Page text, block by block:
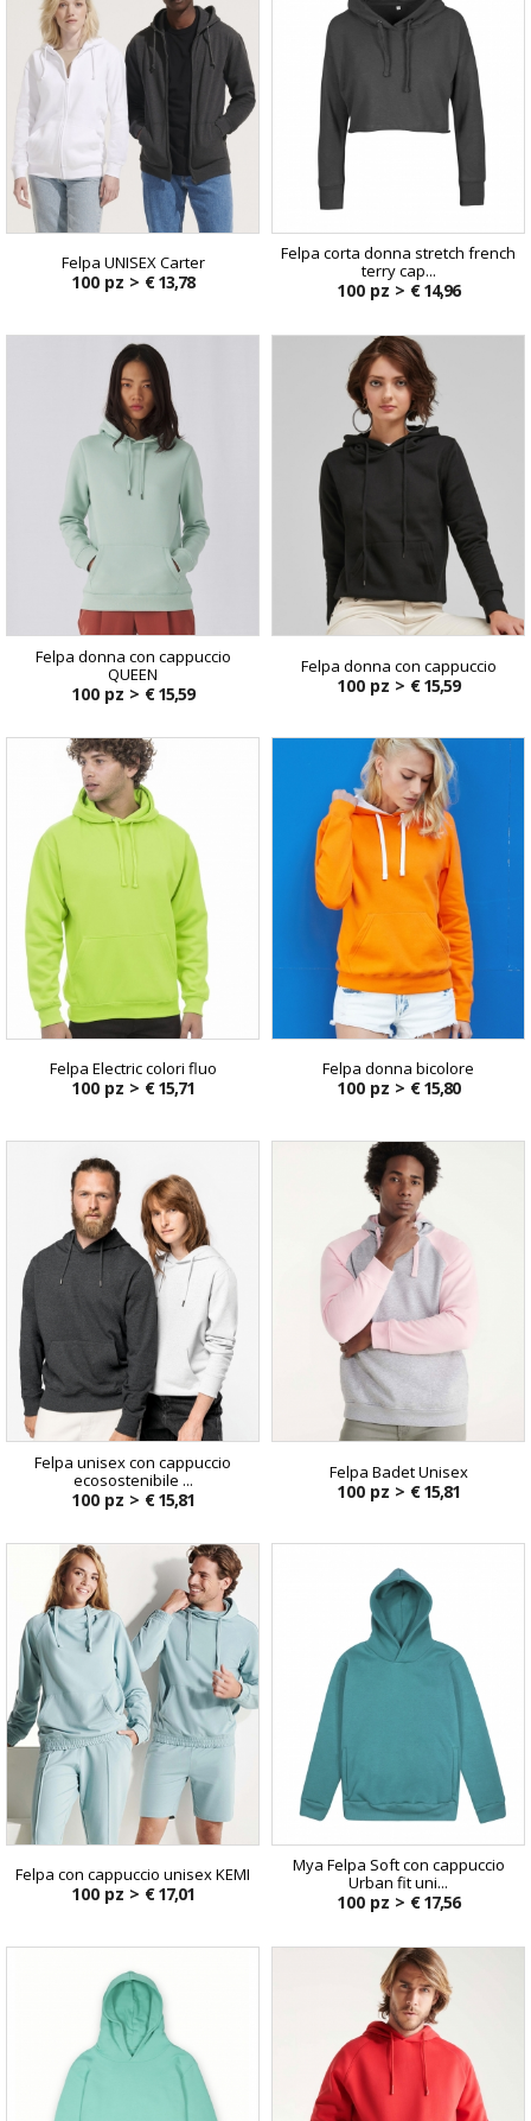
Felpa UNISEX Carter
100 pz > € 13,78
Felpa corta donna stretch french
terry cap...
100 pz > € 14,96
Felpa donna con cappuccio
QUEEN
100 pz > € 15,59
Felpa donna con cappuccio
100 pz > € 15,59
Felpa Electric colori fluo
100 pz > € 15,71
Felpa donna bicolore
100 pz > € 15,80
Felpa unisex con cappuccio
ecosostenibile ...
100 pz > € 15,81
Felpa Badet Unisex
100 pz > € 15,81
Felpa con cappuccio unisex KEMI
100 pz > € 17,01
Mya Felpa Soft con cappuccio
Urban fit uni...
100 pz > € 17,56